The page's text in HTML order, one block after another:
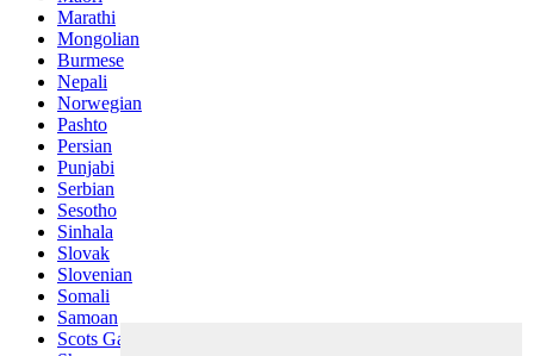
Marathi
Mongolian
Burmese
Nepali
Norwegian
Pashto
Persian
Punjabi
Serbian
Sesotho
Sinhala
Slovak
Slovenian
Somali
Samoan
Scots Gaelic